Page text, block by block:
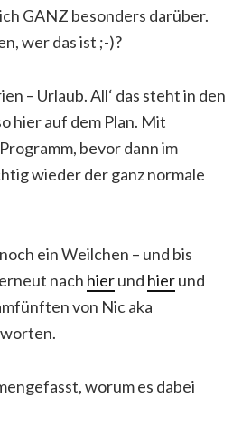
GANZ besonders darüber.
wer das ist ;-)?
– Urlaub. All‘ das steht in den
hier auf dem Plan. Mit
bevor dann im
wieder der ganz normale
ein Weilchen – und bis
nach hierund hierund
von Nic aka
worum es dabei